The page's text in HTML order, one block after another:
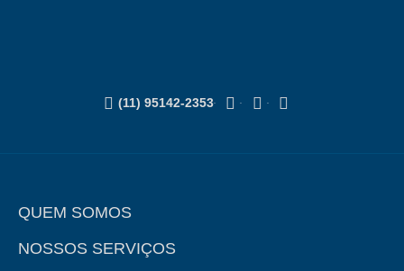
(11) 95142-2353
QUEM SOMOS
NOSSOS SERVIÇOS